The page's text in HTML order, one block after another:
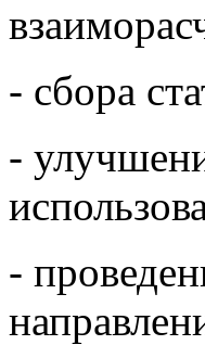
- сбора
-
-